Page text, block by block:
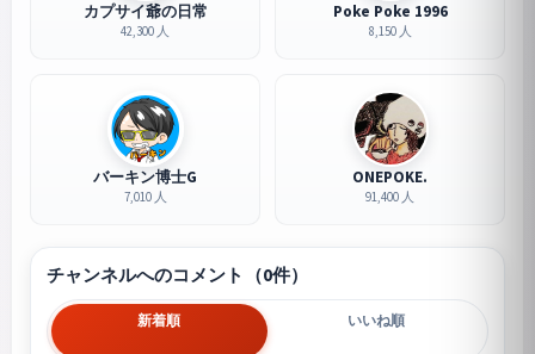
カプサイ爺の日常
42,300 人
Poke Poke 1996
8,150 人
バーキン博士G
7,010 人
ONEPOKE.
91,400 人
チャンネルへのコメント（0件）
新着順 いいね順